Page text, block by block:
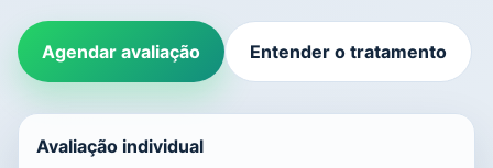
Agendar avaliação Entender o tratamento
Avaliação individual